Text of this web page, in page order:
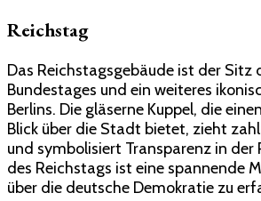
Reichstag
Das Reichstagsgebäude ist der Sitz
Bundestages und ein weiteres
Berlins. Die gläserne Kuppel, die
Blick über die Stadt bietet, zieht
und symbolisiert Transparenz in der
des Reichstags ist eine spannende
über die deutsche Demokratie zu